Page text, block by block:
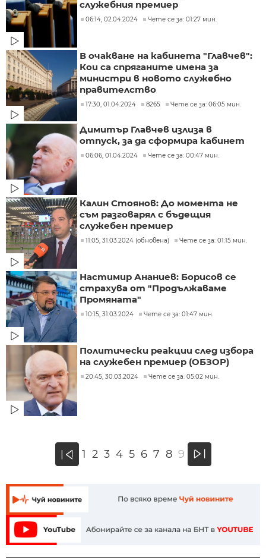
служебния премиер
06:14, 02.04.2024 Чете се за: 01:27 мин.
В очакване на кабинета "Главчев":
Кои са спряганите имена за
министри в новото служебно
правителство
17:30, 01.04.2024 8265 Чете се за: 06:05 мин.
Димитър Главчев излиза в
отпуск, за да сформира кабинет
06:06, 01.04.2024 Чете се за: 00:47 мин.
Калин Стоянов: До момента не
съм разговарял с бъдещия
служебен премиер
11:05, 31.03.2024 (обновена) Чете се за: 01:15 мин.
Настимир Ананиев: Борисов се
страхува от "Продължаваме
Промяната"
10:15, 31.03.2024 Чете се за: 01:47 мин.
Политически реакции след избора
на служебен премиер (ОБЗОР)
20:45, 30.03.2024 Чете се за: 05:02 мин.
« 1 2 3 4 5 6 7 8 9 »